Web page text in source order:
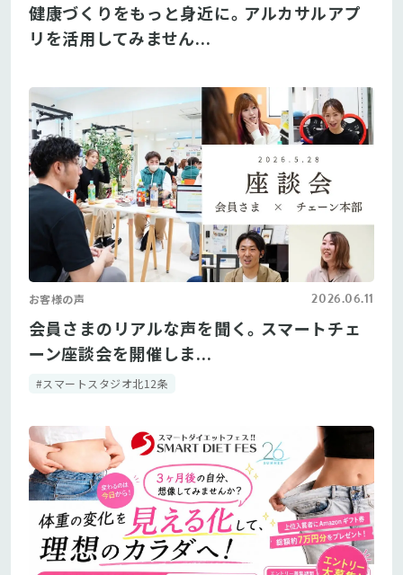
健康づくりをもっと身近に。アルカサルアプ
リを活用してみません...
お客様の声 2026.06.11
会員さまのリアルな声を聞く。スマートチェ
ーン座談会を開催しま...
#スマートスタジオ北12条